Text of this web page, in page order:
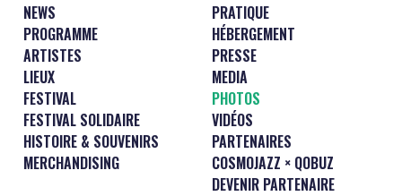
NEWS
PROGRAMME
ARTISTES
LIEUX
FESTIVAL
FESTIVAL SOLIDAIRE
HISTOIRE & SOUVENIRS
MERCHANDISING
PRATIQUE
HÉBERGEMENT
PRESSE
MEDIA
PHOTOS
VIDÉOS
PARTENAIRES
COSMOJAZZ × QOBUZ
DEVENIR PARTENAIRE